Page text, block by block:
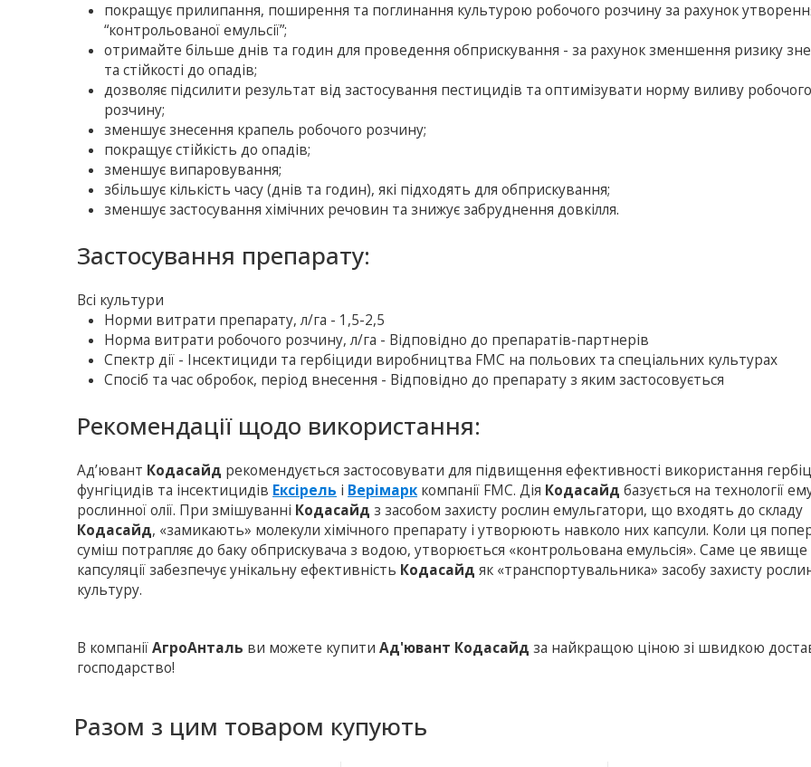
покращує прилипання, поширення та поглинання культурою робочого розчину за рахунок
“контрольованої емульсії”;
отримайте більше днів та годин для проведення обприскування - за рахунок зменшення ризику
та стійкості до опадів;
дозволяє підсилити результат від застосування пестицидів та оптимізувати норму виливу
розчину;
зменшує знесення крапель робочого розчину;
покращує стійкість до опадів;
зменшує випаровування;
збільшує кількість часу (днів та годин), які підходять для обприскування;
зменшує застосування хімічних речовин та знижує забруднення довкілля.
Застосування препарату:
Всі культури
Норми витрати препарату, л/га - 1,5-2,5
Норма витрати робочого розчину, л/га - Відповідно до препаратів-партнерів
Спектр дії - Інсектициди та гербіциди виробництва FMC на польових та спеціальних культурах
Спосіб та час обробок, період внесення - Відповідно до препарату з яким застосовується
Рекомендації щодо використання:
Ад’ювант Кодасайд рекомендується застосовувати для підвищення ефективності використання
фунгіцидів та інсектицидів Ексірель і Верімарк компанії FMC. Дія Кодасайдбазується на технології
рослинної олії. При змішуванні Кодасайдз засобом захисту рослин емульгатори, що входять до складу
Кодасайд, «замикають» молекули хімічного препарату і утворюють навколо них капсули. Коли ця
суміш потрапляє до баку обприскувача з водою, утворюється «контрольована емульсія». Саме це явище
капсуляції забезпечує унікальну ефективність Кодасайдяк «транспортувальника» засобу захисту
культуру.
В компаніїАгроАнталь ви можете купитиАд'ювант Кодасайдза найкращою ціною зі швидкою
господарство!
Разом з цим товаром купують